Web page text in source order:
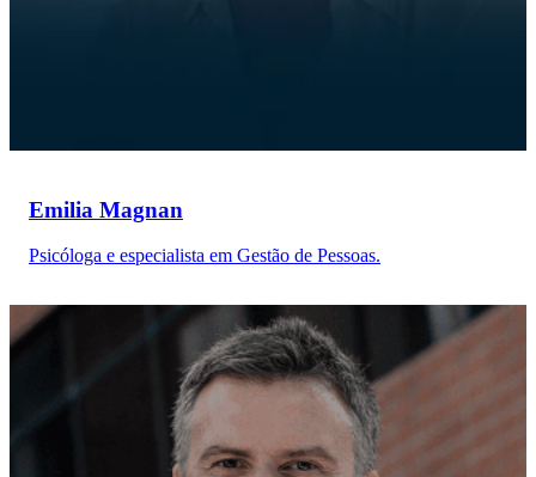
Emilia Magnan
Psicóloga e especialista em Gestão de Pessoas.